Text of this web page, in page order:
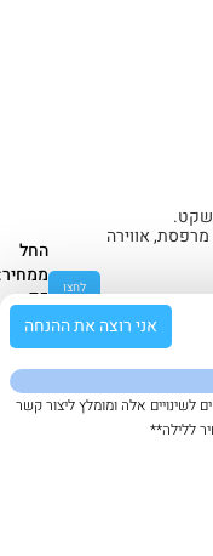
אני רוצה את ההנחה
אלה ומומלץ ליצור קשר
ללילה**
מרפסת, אווירה
החל
75
ש"ח
ללילה
לחצו